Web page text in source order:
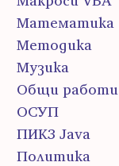
Математика
Методика
Музика
Общи работи
ОСУП
ПИК3 Java
Политика